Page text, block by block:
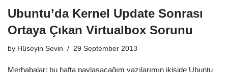
Ubuntu’da Kernel Update Sonrası
Ortaya Çıkan Virtualbox Sorunu
by Hüseyin Sevin 29 September 2013
Merhabalar; bu hafta paylaşacağım yazılarımın ikiside Ubuntu